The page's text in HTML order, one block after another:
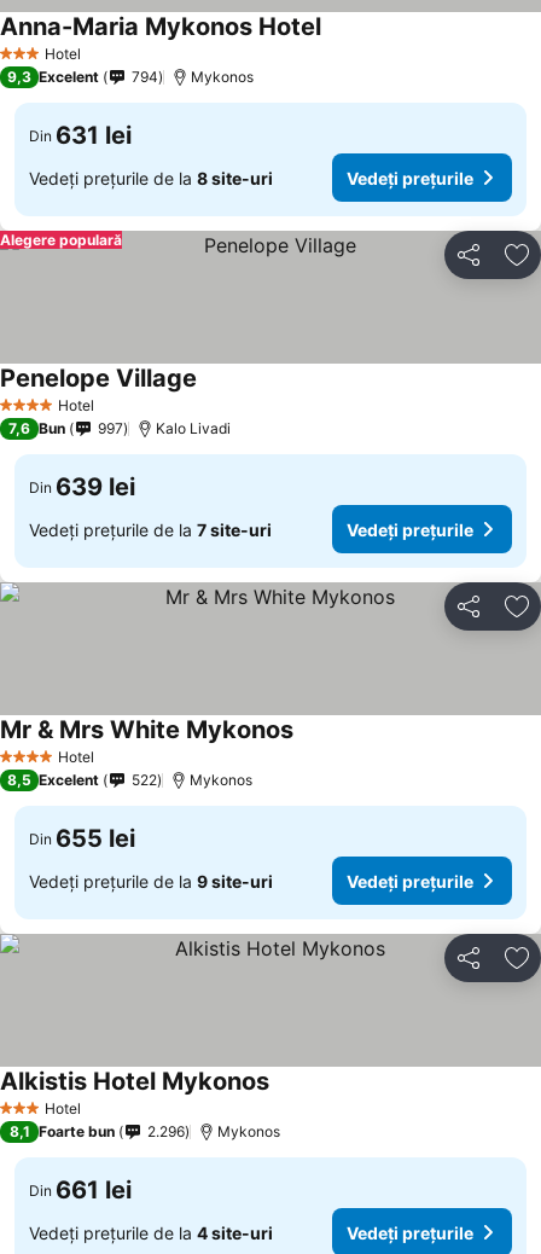
3 SteleHotel
Anna-Maria Mykonos Hotel
9,3 Excelent 794 Mykonos
Din 631 lei
Vedeți prețurile de la 8 site-uri Vedeți prețurile
Distribuiți
Alegere populară
4 Stele Hotel
Penelope Village
7,6 Bun 997 Kalo Livadi
Din 639 lei
Vedeți prețurile de la 7 site-uri Vedeți prețurile
Distribuiți
4 Stele Hotel
Mr & Mrs White Mykonos
8,5 Excelent 522 Mykonos
Din 655 lei
Vedeți prețurile de la 9 site-uri Vedeți prețurile
Distribuiți
3 SteleHotel
Alkistis Hotel Mykonos
8,1 Foarte bun 2.296 Mykonos
Din 661 lei
Vedeți prețurile de la 4 site-uri Vedeți prețurile